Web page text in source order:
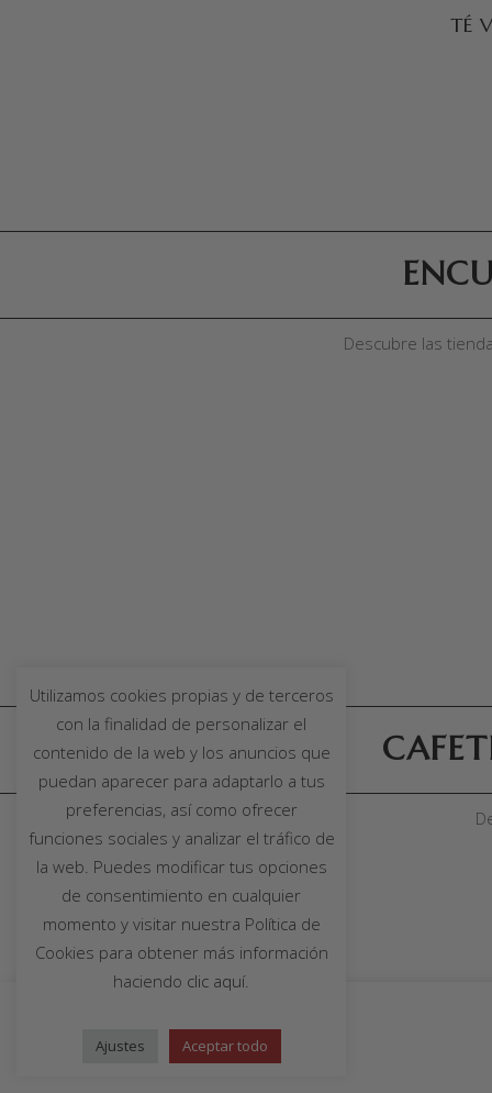
TÉ
Descubre las
Utilizamos cookies propias y de terceros
con la finalidad de personalizar el
contenido de la web y los anuncios que
puedan aparecer para adaptarlo a tus
preferencias, así como ofrecer
funciones sociales y analizar el tráfico de
la web. Puedes modificar tus opciones
de consentimiento en cualquier
momento y visitar nuestra Política de
Cookies para obtener más información
haciendo clic aquí.
Ajustes Aceptar todo